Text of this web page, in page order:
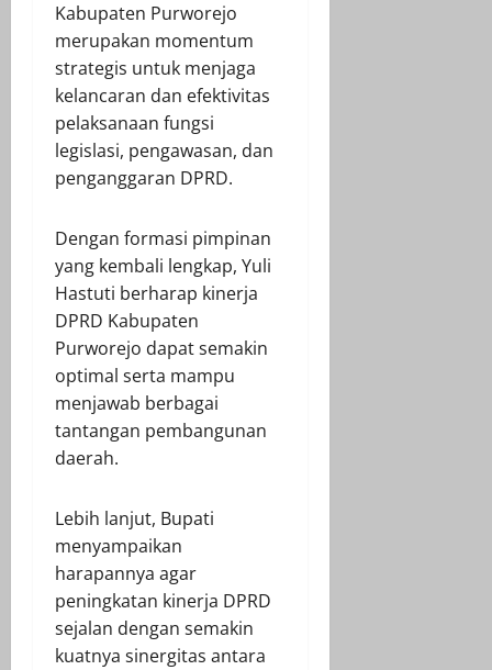
Kabupaten Purworejo
merupakan momentum
strategis untuk menjaga
kelancaran dan efektivitas
pelaksanaan fungsi
legislasi, pengawasan, dan
penganggaran DPRD.
Dengan formasi pimpinan
yang kembali lengkap, Yuli
Hastuti berharap kinerja
DPRD Kabupaten
Purworejo dapat semakin
optimal serta mampu
menjawab berbagai
tantangan pembangunan
daerah.
Lebih lanjut, Bupati
menyampaikan
harapannya agar
peningkatan kinerja DPRD
sejalan dengan semakin
kuatnya sinergitas antara